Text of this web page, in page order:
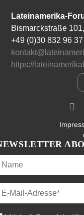
Lateinamerika-
Bismarckstraße
+49 (0)30 832 96 37
https://